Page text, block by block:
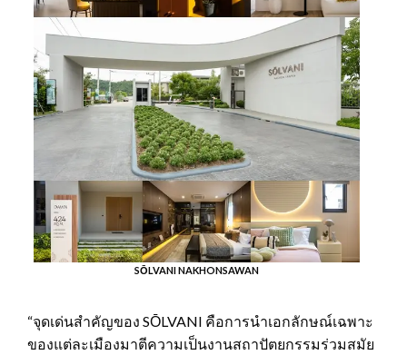
SŌLVANI NAKHONSAWAN
“จุดเด่นสำคัญของ SŌLVANI คือการนำเอกลักษณ์เฉพาะ
ของแต่ละเมืองมาตีความเป็นงานสถาปัตยกรรมร่วมสมัย